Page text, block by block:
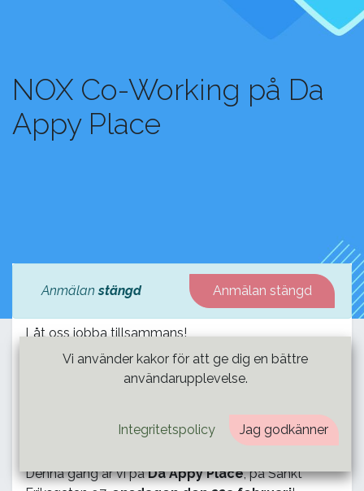
NOX Co-Working på Da
Appy Place
Anmälanstängd Anmälan stängd
Låt oss jobba tillsammans!
Varmt välkommen till NOX Coworking! Ett koncept
Nätverket ett tillfälle att arbeta med ditt samtidigt
som du har andra NOXare omkring dig.
Denna gång är vi påDa Appy Place, på Sankt
Vi använder kakor för att ge dig en bättre
användarupplevelse.
Integritetspolicy Jag godkänner